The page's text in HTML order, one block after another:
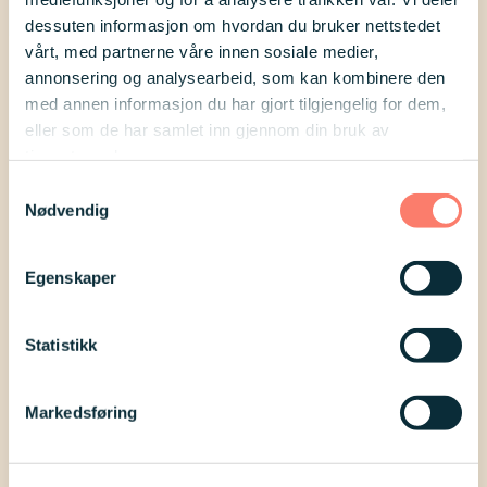
dessuten informasjon om hvordan du bruker nettstedet
vårt, med partnerne våre innen sosiale medier,
annonsering og analysearbeid, som kan kombinere den
med annen informasjon du har gjort tilgjengelig for dem,
eller som de har samlet inn gjennom din bruk av
Nødvendig
Egenskaper
Statistikk
Markedsføring
Bli medlem
Flere blogginnlegg